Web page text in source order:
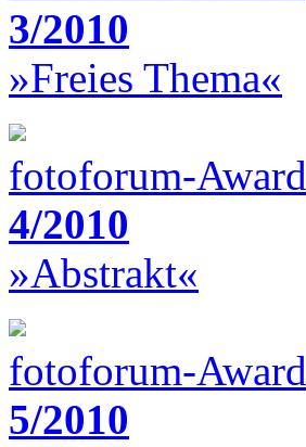
3/2010
»Freies Thema«
fotoforum-Award
4/2010
»Abstrakt«
fotoforum-Award
5/2010